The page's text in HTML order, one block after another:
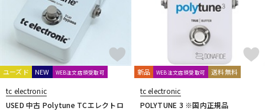
キーボード 電子ピアノ
管楽器 その他楽器
エフェクター
ユーズド NEW WEB注文店頭受取可
tc electronic
USED 中古 Polytune TCエレクトロ
新品 WEB注文店頭受取可 送料無料
tc electronic
POLYTUNE 3 ※国内正規品